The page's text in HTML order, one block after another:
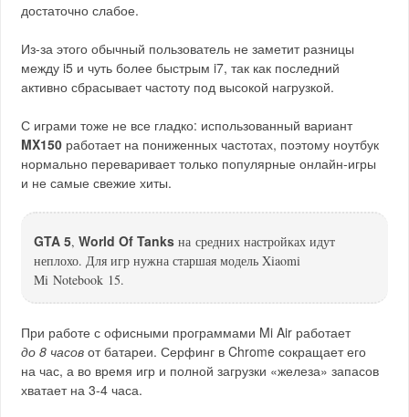
достаточно слабое.
Из-за этого обычный пользователь не заметит разницы
между i5 и чуть более быстрым i7, так как последний
активно сбрасывает частоту под высокой нагрузкой.
С играми тоже не все гладко: использованный вариант
MX150 работает на пониженных частотах, поэтому ноутбук
нормально переваривает только популярные онлайн-игры
и не самые свежие хиты.
GTA 5,World Of Tanks на средних настройках идут
неплохо. Для игр нужна старшая модель Xiaomi
Mi Notebook 15.
При работе с офисными программами Mi Air работает
до 8 часовот батареи. Серфинг в Chrome сокращает его
на час, а во время игр и полной загрузки «железа» запасов
хватает на 3-4 часа.